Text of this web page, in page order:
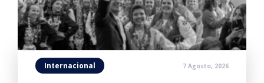
Internacional 7 Agosto, 2026